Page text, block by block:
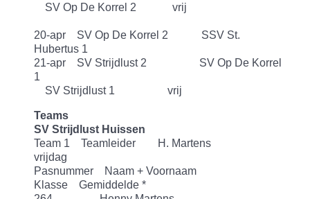
SV Op De Korrel 2 vrij
20-apr SV Op De Korrel 2 SSV St.
Hubertus 1
21-apr SV Strijdlust 2 SV Op De Korrel
1
SV Strijdlust 1 vrij
Teams
SV Strijdlust Huissen
Team 1 Teamleider H. Martens
vrijdag
Pasnummer Naam + Voornaam
Klasse Gemiddelde *